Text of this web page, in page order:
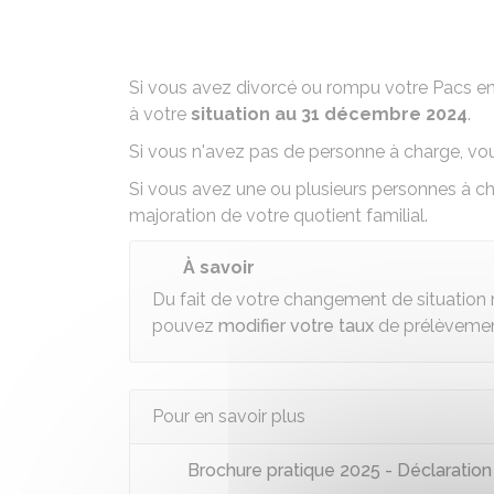
Si vous avez divorcé ou rompu votre Pacs
à votre situation au 31 décembre 2024.
Si vous n'avez pas de personne à charge,
Si vous avez une ou plusieurs personnes à
majoration de votre quotient familial.
À savoir
Du fait de votre changement de
pouvez modifier votre taux de
Pour en savoir plus
Brochure pratique 2025 -